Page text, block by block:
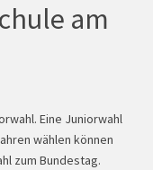
am
Eine Juniorwahl
wählen können
zum Bundestag.